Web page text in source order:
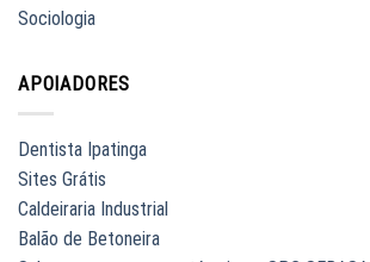
Sociologia
APOIADORES
Dentista Ipatinga
Sites Grátis
Caldeiraria Industrial
Balão de Betoneira